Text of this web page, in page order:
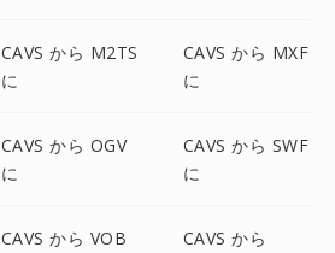
CAVS から M2TS
に
CAVS から MXF
に
CAVS から OGV
に
CAVS から SWF
に
CAVS から VOB
CAVS から